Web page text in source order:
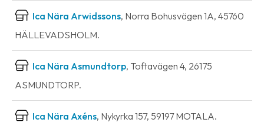
Ica Nära Arwidssons, Norra Bohusvägen 1A, 45760
HÄLLEVADSHOLM.
Ica Nära Asmundtorp, Toftavägen 4, 26175
ASMUNDTORP.
Ica Nära Axéns, Nykyrka 157, 59197 MOTALA.